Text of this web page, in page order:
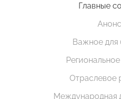
Главные
Важное для
Отраслевое
Международная